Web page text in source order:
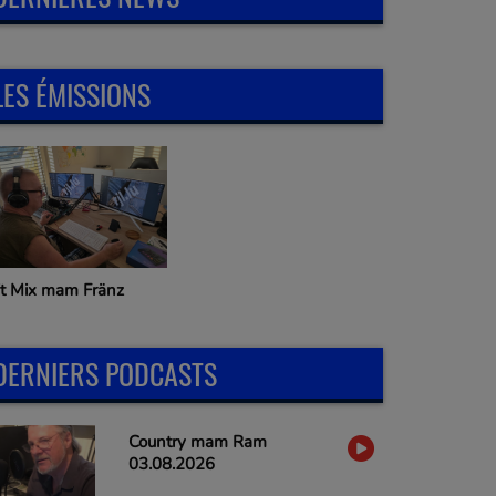
ÉMISSIONS
Mix mam Fränz
PODCASTS
Country mam Ram
03.08.2026